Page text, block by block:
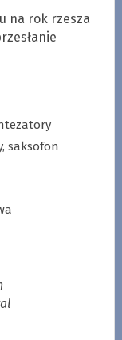
na rok rzesza
saksofon